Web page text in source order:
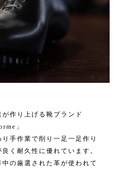
作り上げる靴ブランド
」
手作業で削り一足一足作り
く耐久性に優れています。
の厳選された革が使われて